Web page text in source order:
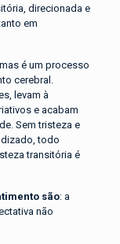
direcionada e
em
é um processo
cerebral.
levam à
e acabam
Sem tristeza e
todo
transitória é
são: a
não